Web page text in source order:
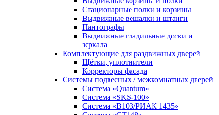
Стационарные полки и корзины
Выдвижные вешалки и штанги
Пантографы
Выдвижные гладильные доски и
зеркала
Комплектующие для раздвижных дверей
Щётки, уплотнители
Корректоры фасада
Системы подвесных / межкомнатных дверей
Система «Quantum»
Система «SKS-100»
Система «B103/РИАК 1435»